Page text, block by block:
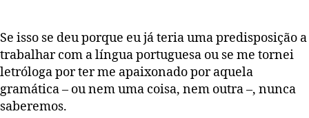
Se isso se deu porque eu já teria uma predisposição a
trabalhar com a língua portuguesa ou se me tornei
letróloga por ter me apaixonado por aquela
gramática – ou nem uma coisa, nem outra –, nunca
saberemos.